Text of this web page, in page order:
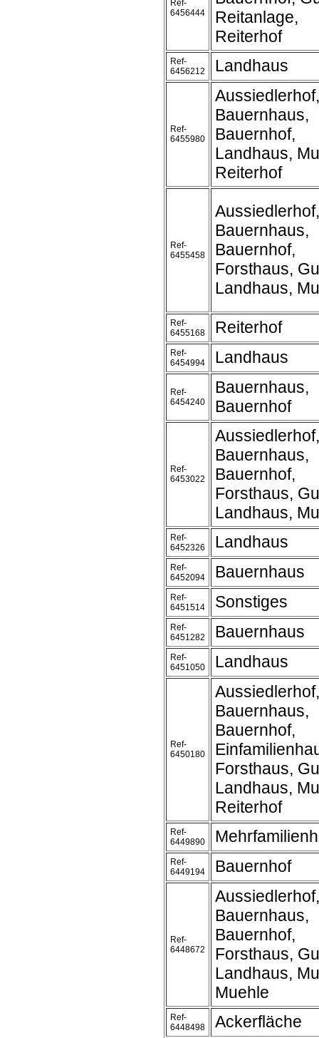
Ref-
6456444
Reitanlage,
Reiterhof
Ref-
6456212
Landhaus
Ref-
6455980
Bauernhaus,
Bauernhof,
Landhaus,
Reiterhof
Ref-
6455458
Aussiedlerhof,
Bauernhaus,
Bauernhof,
Forsthaus,
Landhaus,
Ref-
6455168
Reiterhof
Ref-
6454994
Landhaus
Ref-
6454240
Bauernhaus,
Bauernhof
Ref-
6453022
Aussiedlerhof,
Bauernhaus,
Bauernhof,
Forsthaus,
Landhaus,
Ref-
6452326
Landhaus
Ref-
6452094
Bauernhaus
Ref-
6451514
Sonstiges
Ref-
6451282
Bauernhaus
Ref-
6451050
Landhaus
Ref-
6450180
Aussiedlerhof,
Bauernhaus,
Bauernhof,
Forsthaus,
Landhaus,
Reiterhof
Ref-
6449890
Ref-
6449194
Bauernhof
Ref-
6448672
Aussiedlerhof,
Bauernhaus,
Bauernhof,
Forsthaus,
Landhaus,
Muehle
Ref-
6448498
Ackerfläche